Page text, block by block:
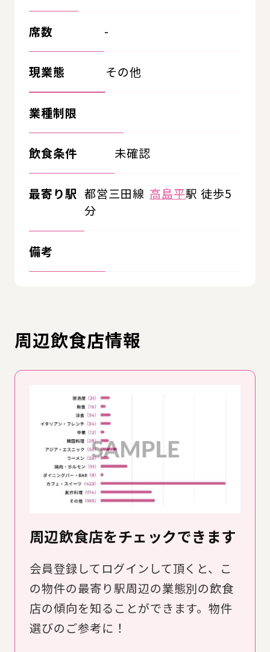
席数 -
現業態 その他
業種制限
飲食条件 未確認
最寄り駅 都営三田線 高島平駅 徒歩5
分
備考
周辺飲食店情報
周辺飲食店をチェックできます
会員登録してログインして頂くと、こ
の物件の最寄り駅周辺の業態別の飲食
店の傾向を知ることができます。物件
選びのご参考に！